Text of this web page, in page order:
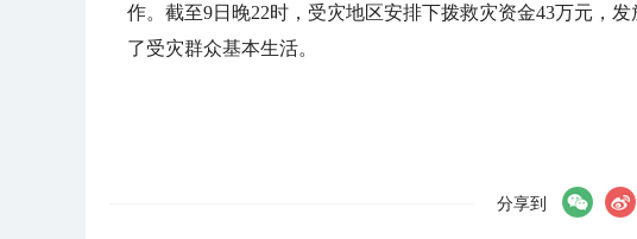
作。截至9日晚22时，受灾地区安排下拨救灾资金43万元，
了受灾群众基本生活。
分享到